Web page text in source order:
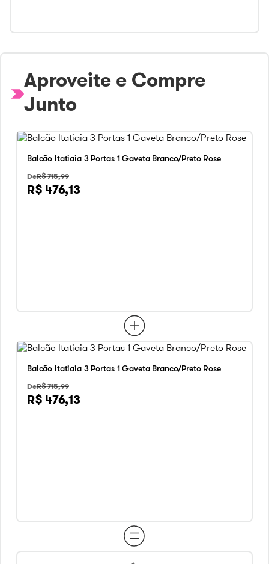
Aproveite e Compre
Junto
Balcão Itatiaia 3 Portas 1 Gaveta Branco/Preto Rose
R$ 715,99
R$ 476,13
Balcão Itatiaia 3 Portas 1 Gaveta Branco/Preto Rose
R$ 715,99
R$ 476,13